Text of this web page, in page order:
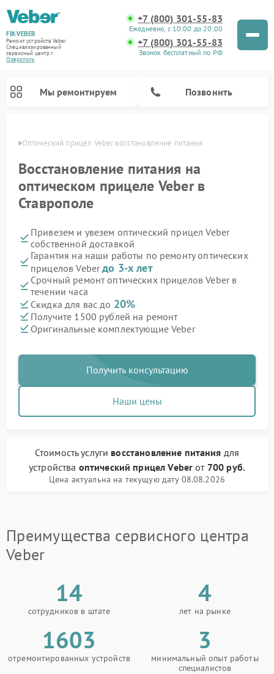
FIX-VEBER
Ремонт устройств Veber
Специализированный
cервисный центр г.
Ставрополь
+7 (800) 301-55-83
Ежедневно, с 10:00 до 20:00
+7 (800) 301-55-83
Звонок бесплатный по РФ
Мы ремонтируем Позвонить
Оптический прицел Veber восстановление питания
Восстановление питания на
оптическом прицеле Veber в
Ставрополе
Привезем и увезем оптический прицел Veber
собственной доставкой
Гарантия на наши работы по ремонту оптических
прицелов Veberдо 3-х лет
Срочный ремонт оптических прицелов Veber в
течении часа
Скидка для вас до 20%
Получите 1500 рублей на ремонт
Оригинальные комплектующие Veber
Получить консультацию
Наши цены
Стоимость услуги восстановление питания для
устройства оптический прицел Veber от 700 руб.
Цена актуальна на текущую дату 08.08.2026
Преимущества сервисного центра
Veber
14
сотрудников в штате
4
лет на рынке
1603
отремонтированных устройств
3
минимальный опыт работы
специалистов